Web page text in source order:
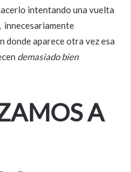
intentando una vuelta
innecesariamente
donde aparece otra vez esa
demasiado bien
A